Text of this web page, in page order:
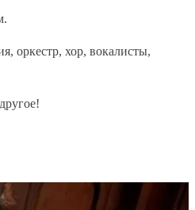
оркестр, хор, вокалисты,